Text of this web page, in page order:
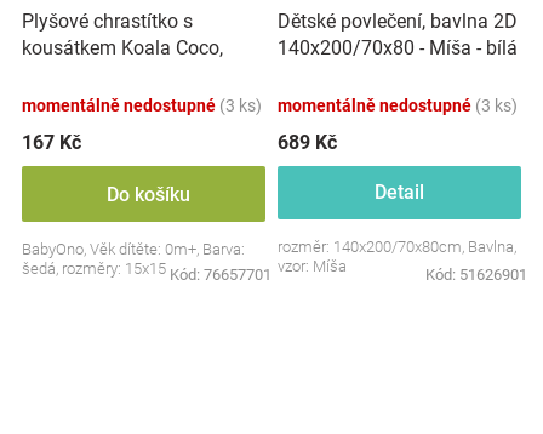
Plyšové chrastítko s
kousátkem Koala Coco,
momentálně nedostupné (3 ks)
167 Kč
Do košíku
BabyOno, Věk dítěte: 0m+, Barva:
šedá, rozměry: 15x15 cm.
Kód: 76657701
Dětské povlečení, bavlna 2D
140x200/70x80 - Míša - bílá
momentálně nedostupné (3 ks)
689 Kč
Detail
rozměr: 140x200/70x80cm, Bavlna,
vzor: Míša
Kód: 51626901